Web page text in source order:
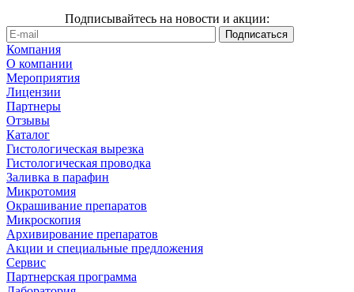
Подписывайтесь на новости и акции:
Компания
О компании
Мероприятия
Лицензии
Партнеры
Отзывы
Каталог
Гистологическая вырезка
Гистологическая проводка
Заливка в парафин
Микротомия
Окрашивание препаратов
Микроскопия
Архивирование препаратов
Акции и специальные предложения
Сервис
Партнерская программа